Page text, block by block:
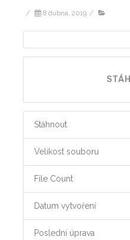
/ 8 dubna, 2019 /
Stáhnout
Velikost souboru
File Count
Datum vytvoření
Poslední úprava